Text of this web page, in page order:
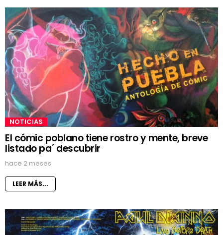
NOTICIAS
El cómic poblano tiene rostro y mente, breve
listado pa´ descubrir
hace 2 meses
LEER MÁS...